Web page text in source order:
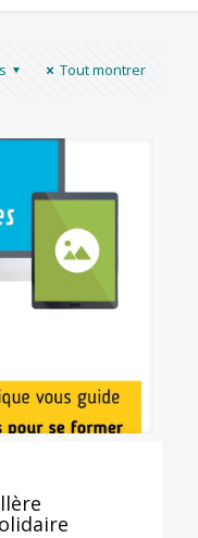
Tout montrer